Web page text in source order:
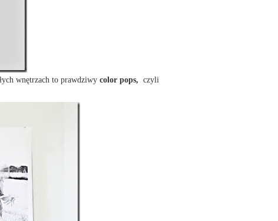
wnętrzach to prawdziwy color pops, czyli